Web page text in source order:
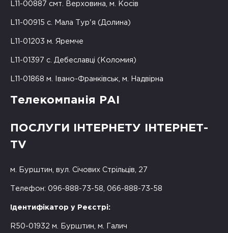
L11-00887 смт. Верховина, м. Косів
L11-00915 с. Мала Тур'я (Долина)
L11-01203 м. Яремче
L11-01397 с. Дебеславці (Коломия)
L11-01868 м. Івано-Франківськ, м. Надвірна
Телекомпанія РАІ
ПОСЛУГИ ІНТЕРНЕТУ ІНТЕРНЕТ-
TV
м. Бурштин, вул. Січових Стрільців, 27
Телефон: 096-888-73-58, 066-888-73-58
Ідентифікатор у Реєстрі:
R50-01932 м. Бурштин, м. Галич